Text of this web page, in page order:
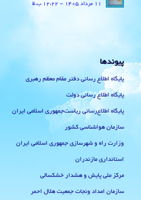
11 مرداد 1405 - 12:22 ب.ظ
پیوندها
پایگاه اطلاع رسانی دفتر مقام معظم رهبری
پایگاه اطلاع رسانی دولت
پایگاه اطلاع‌رسانی ریاست‌جمهوری اسلامی ایران
سازمان هواشناسی کشور
وزارت راه و شهرسازی جمهوری اسلامی ایران
استانداری مازندران
مرکز ملی پایش و هشدار خشکسالی
سازمان امداد ونجات جمعیت هلال احمر